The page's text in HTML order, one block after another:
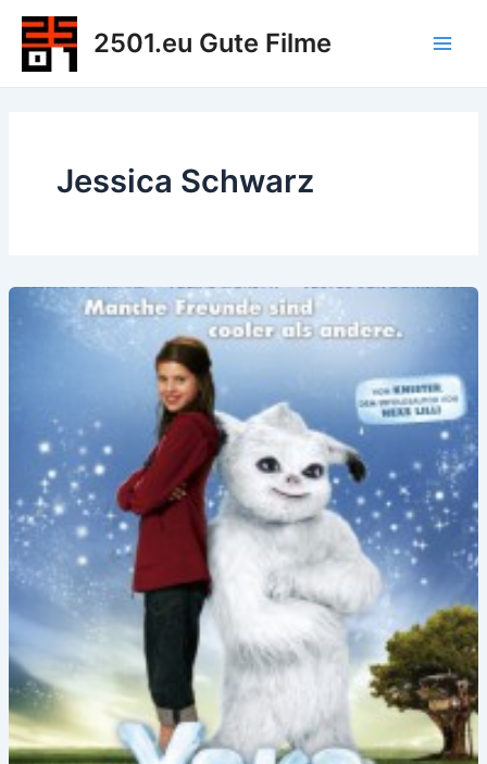
Zum
Inhalt
springen
2501.eu Gute Filme
Jessica Schwarz